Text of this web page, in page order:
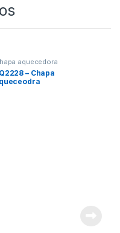
aquecedora
– Chapa